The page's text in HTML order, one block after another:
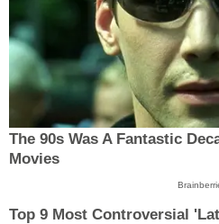
The 90s Was A Fantastic
Movies
Top 9 Most Controversial